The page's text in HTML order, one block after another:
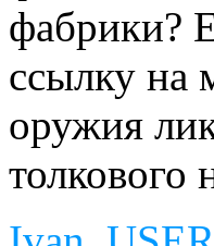
фабрики?
ссылку на
оружия
толкового